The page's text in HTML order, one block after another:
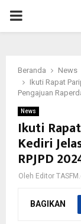
PRIMARY
Beranda
News
Ikuti Rapat
Pengajuan
News
Ikuti
Kediri
RPJPD
Oleh Editor
BAGIKAN